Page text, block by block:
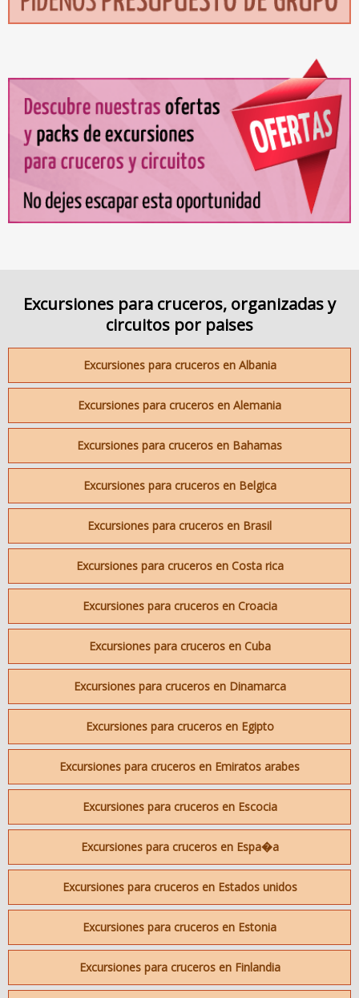
Excursiones para cruceros, organizadas y
circuitos por paises
Excursiones para cruceros en Albania
Excursiones para cruceros en Alemania
Excursiones para cruceros en Bahamas
Excursiones para cruceros en Belgica
Excursiones para cruceros en Brasil
Excursiones para cruceros en Costa rica
Excursiones para cruceros en Croacia
Excursiones para cruceros en Cuba
Excursiones para cruceros en Dinamarca
Excursiones para cruceros en Egipto
Excursiones para cruceros en Emiratos arabes
Excursiones para cruceros en Escocia
Excursiones para cruceros en Espa�a
Excursiones para cruceros en Estados unidos
Excursiones para cruceros en Estonia
Excursiones para cruceros en Finlandia